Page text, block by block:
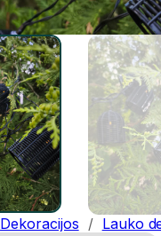
Dekoracijos / Lauko